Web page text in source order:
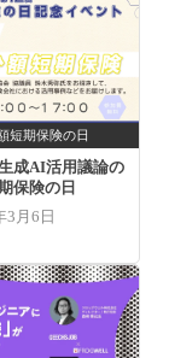
短期保険の日
成AI活用議論の
保険の日
3月6日